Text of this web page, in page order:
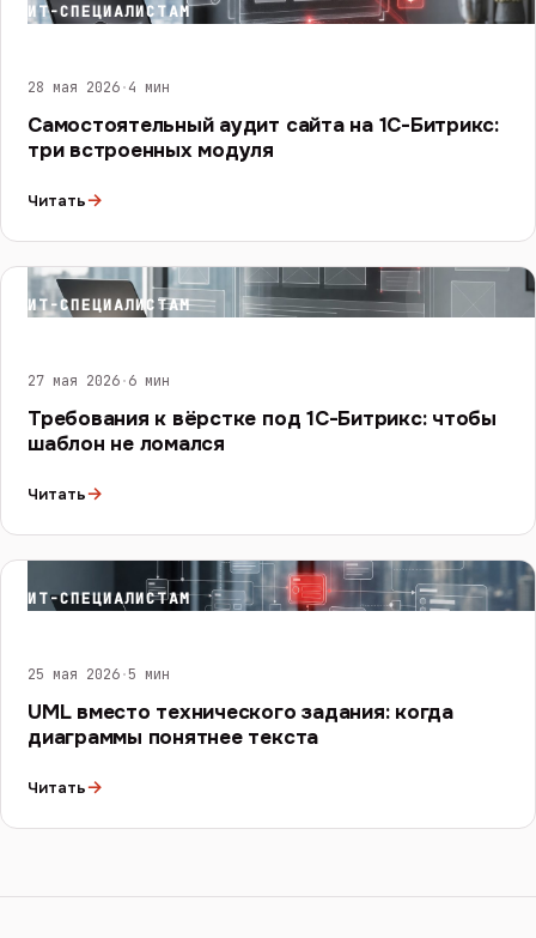
ИТ-СПЕЦИАЛИСТАМ
28 мая 2026·4 мин
Самостоятельный аудит сайта на 1С-Битрикс:
три встроенных модуля
Читать→
ИТ-СПЕЦИАЛИСТАМ
27 мая 2026·6 мин
Требования к вёрстке под 1С-Битрикс: чтобы
шаблон не ломался
Читать→
ИТ-СПЕЦИАЛИСТАМ
25 мая 2026·5 мин
UML вместо технического задания: когда
диаграммы понятнее текста
Читать→